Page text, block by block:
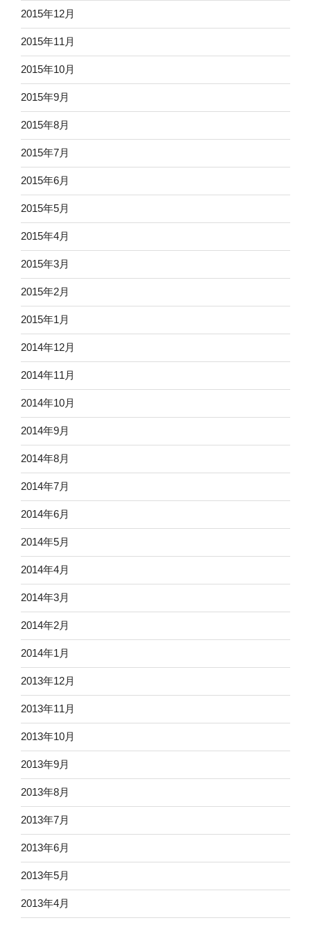
2015年12月
2015年11月
2015年10月
2015年9月
2015年8月
2015年7月
2015年6月
2015年5月
2015年4月
2015年3月
2015年2月
2015年1月
2014年12月
2014年11月
2014年10月
2014年9月
2014年8月
2014年7月
2014年6月
2014年5月
2014年4月
2014年3月
2014年2月
2014年1月
2013年12月
2013年11月
2013年10月
2013年9月
2013年8月
2013年7月
2013年6月
2013年5月
2013年4月